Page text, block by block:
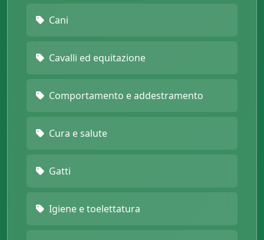
Cani
Cavalli ed equitazione
Comportamento e addestramento
Cura e salute
Gatti
Igiene e toelettatura